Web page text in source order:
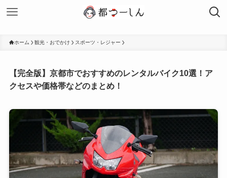
ホーム 観光・おでかけ スポーツ・レジャー
【完全版】京都市でおすすめのレンタルバイク10選！ア
クセスや価格帯などのまとめ！